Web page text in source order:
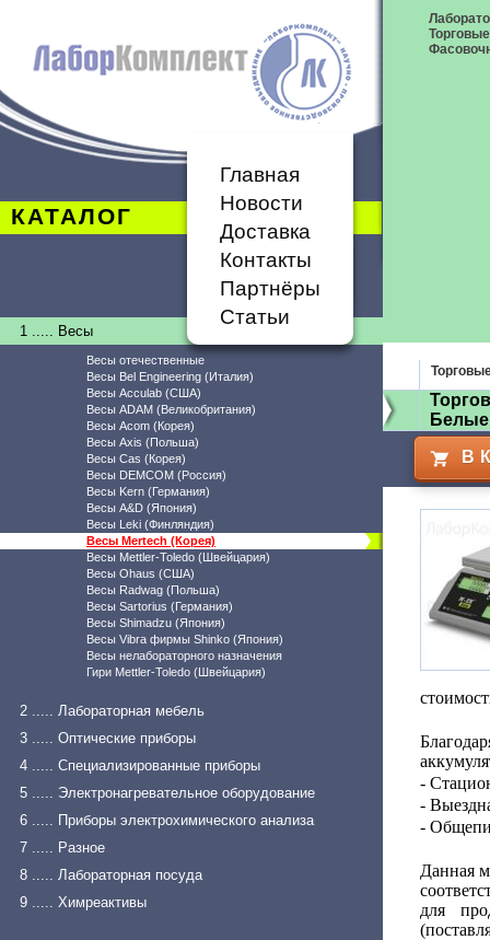
КАТАЛОГ
Главная
Новости
Доставка
Контакты
Партнёры
Статьи
1 ..... Весы
Весы отечественные
Весы Bel Engineering (Италия)
Весы Acculab (США)
Весы ADAM (Великобритания)
Весы Acom (Корея)
Весы Axis (Польша)
Весы Cas (Корея)
Весы DEMCOM (Россия)
Весы Kern (Германия)
Весы A&D (Япония)
Весы Leki (Финляндия)
Весы Mertech (Корея)
Весы Mettler-Toledo (Швейцария)
Весы Ohaus (США)
Весы Radwag (Польша)
Весы Sartorius (Германия)
Весы Shimadzu (Япония)
Весы Vibra фирмы Shinko (Япония)
Весы нелабораторного назначения
Гири Mettler-Toledo (Швейцария)
2 ..... Лабораторная мебель
3 ..... Оптические приборы
4 ..... Специализированные приборы
5 ..... Электронагревательное оборудование
6 ..... Приборы электрохимического анализа
7 ..... Разное
8 ..... Лабораторная посуда
9 ..... Химреактивы
Белые
В
-
-
-
Данная
для